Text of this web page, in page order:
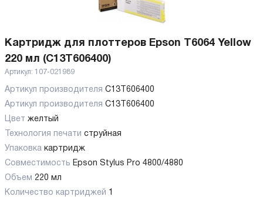
Картридж для плоттеров Epson T6064 Yellow
220 мл (C13T606400)
Артикул: 107-021989
Артикул производителя C13T606400
Артикул производителя C13T606400
Цвет желтый
Технология печати струйная
Упаковка картридж
Совместимость Epson Stylus Pro 4800/4880
Объем 220 мл
Количество картриджей 1